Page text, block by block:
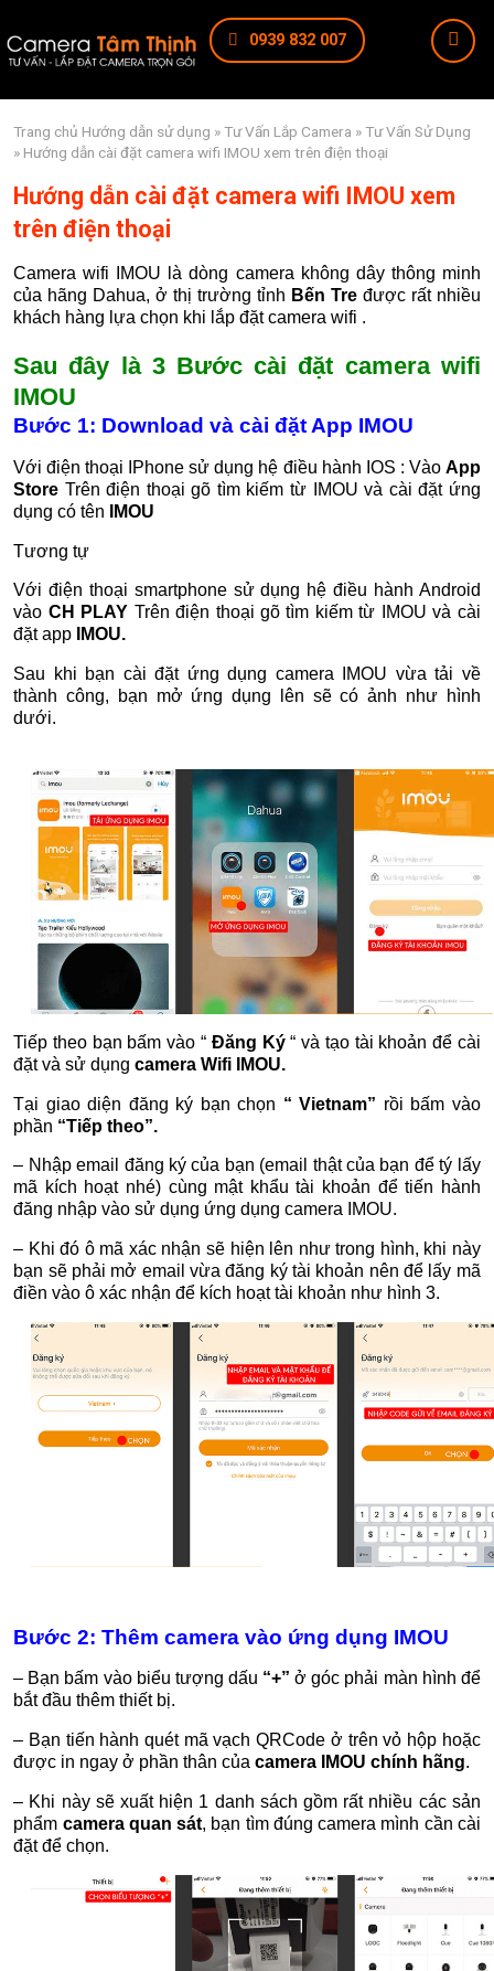
0939 832 007
Trang chủ Hướng dẫn sử dụng »Tư Vấn Lắp Camera »Tư Vấn Sử Dụng
» Hướng dẫn cài đặt camera wifi IMOU xem trên điện thoại
Hướng dẫn cài đặt camera wifi IMOU xem
trên điện thoại
Camera wifi IMOU là dòng camera không dây thông minh
của hãng Dahua, ở thị trường tỉnh Bến Tređược rất nhiều
khách hàng lựa chọn khi lắp đặt camera wifi .
Sau đây là 3 Bước cài đặt camera wifi
IMOU
Bước 1: Download và cài đặt App IMOU
Với điện thoại IPhone sử dụng hệ điều hành IOS : Vào App
Store Trên điện thoại gõ tìm kiếm từ IMOU và cài đặt ứng
dụng có tên
IMOU
Tương tự
Với điện thoại smartphone sử dụng hệ điều hành Android
vào CH PLAY Trên điện thoại gõ tìm kiếm từ IMOU và cài
đặt app
IMOU.
Sau khi bạn cài đặt ứng dụng camera IMOU vừa tải về
thành công, bạn mở ứng dụng lên sẽ có ảnh như hình
dưới.
Tiếp theo bạn bấm vào “ Đăng Ký“ và tạo tài khoản để cài
đặt và sử dụngcamera Wifi IMOU.
Tại giao diện đăng ký bạn chọn “ Vietnam” rồi bấm vào
phần “Tiếp theo”.
– Nhập email đăng ký của bạn (email thật của bạn để tý lấy
mã kích hoạt nhé) cùng mật khẩu tài khoản để tiến hành
đăng nhập vào sử dụng ứng dụng camera IMOU.
– Khi đó ô mã xác nhận sẽ hiện lên như trong hình, khi này
bạn sẽ phải mở email vừa đăng ký tài khoản nên để lấy mã
điền vào ô xác nhận để kích hoạt tài khoản như hình 3.
Bước 2: Thêm camera vào ứng dụng IMOU
– Bạn bấm vào biểu tượng dấu “+” ở góc phải màn hình để
bắt đầu thêm thiết bị.
– Bạn tiến hành quét mã vạch QRCode ở trên vỏ hộp hoặc
được in ngay ở phần thân củacamera IMOU chính hãng.
– Khi này sẽ xuất hiện 1 danh sách gồm rất nhiều các sản
phẩm camera quan sát, bạn tìm đúng camera mình cần cài
đặt để chọn.